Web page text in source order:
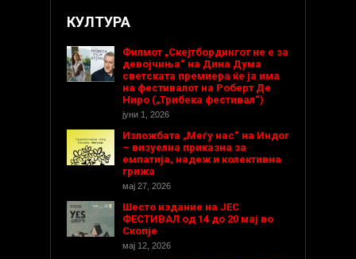
КУЛТУРА
Филмот „Скејтбордингот не е за
девојчиња“ на Дина Дума
светската премиера ќе ја има
на фестивалот на Роберт Де
Ниро („Трибека фестивал“)
јуни 1, 2026
Изложбата „Меѓу нас“ на Индог
– визуелна приказна за
емпатија, надеж и колективна
грижа
мај 27, 2026
Шесто издание на ЈЕС
ФЕСТИВАЛ од 14 до 20 мај во
Скопје
мај 12, 2026